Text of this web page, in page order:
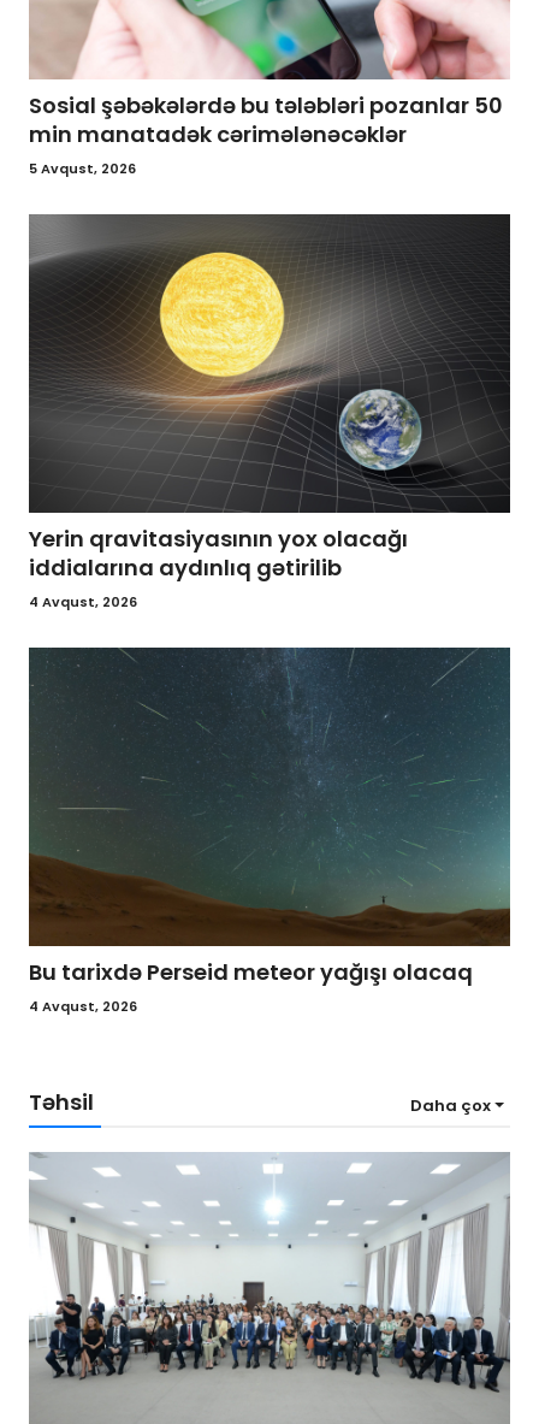
Sosial şəbəkələrdə bu tələbləri pozanlar 50
min manatadək cərimələnəcəklər
5 Avqust, 2026
Yerin qravitasiyasının yox olacağı
iddialarına aydınlıq gətirilib
4 Avqust, 2026
Bu tarixdə Perseid meteor yağışı olacaq
4 Avqust, 2026
Təhsil Daha çox